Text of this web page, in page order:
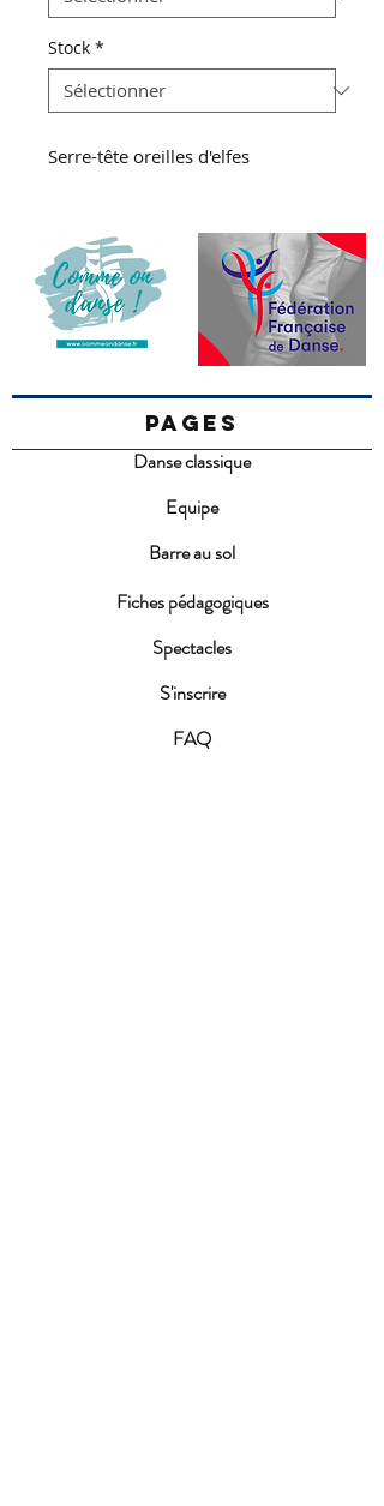
Stock *
Serre-tête oreilles d'elfes
PAGES
Danse classique
Equipe
Barre au sol
Fiches pédagogiques
Spectacles
S'inscrire
FAQ